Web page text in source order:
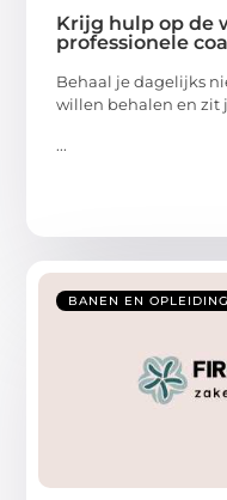
Krijg hulp op de
professionele
Behaal je dagelijks
willen behalen en zit
...
BANEN EN